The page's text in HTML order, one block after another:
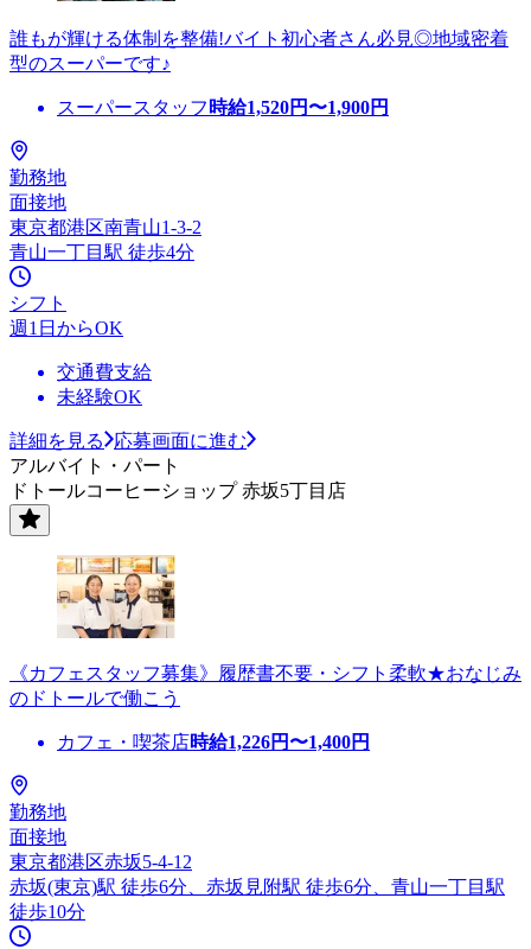
誰もが輝ける体制を整備!バイト初心者さん必見◎地域密着
型のスーパーです♪
スーパースタッフ 時給1,520円〜1,900円
勤務地
面接地
東京都港区南青山1-3-2
青山一丁目駅 徒歩4分
シフト
週1日からOK
交通費支給
未経験OK
詳細を見る
応募画面に進む
アルバイト・パート
ドトールコーヒーショップ 赤坂5丁目店
《カフェスタッフ募集》履歴書不要・シフト柔軟★おなじみ
のドトールで働こう
カフェ・喫茶店時給1,226円〜1,400円
勤務地
面接地
東京都港区赤坂5-4-12
赤坂(東京)駅 徒歩6分、赤坂見附駅 徒歩6分、青山一丁目駅
徒歩10分